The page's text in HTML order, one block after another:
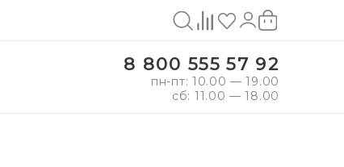
8 800 555 57 92
пн-пт: 10.00 — 19.00
сб: 11.00 — 18.00